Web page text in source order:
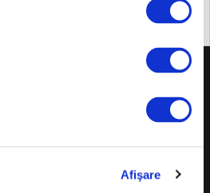
Afişare
+
+
+